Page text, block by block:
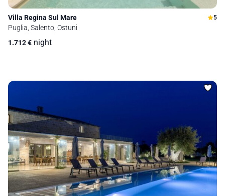
Villa Regina Sul Mare 5
Puglia, Salento, Ostuni
1.712€ night